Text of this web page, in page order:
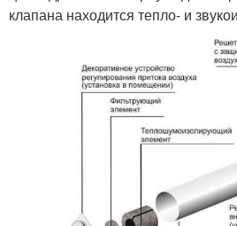
клапана находится тепло- и